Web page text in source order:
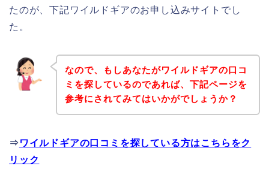
たのが、下記ワイルドギアのお申し込みサイトでし
た。
なので、もしあなたがワイルドギアの口コ
ミを探しているのであれば、下記ページを
参考にされてみてはいかがでしょうか？
⇒ ワイルドギアの口コミを探している方はこちらをク
リック